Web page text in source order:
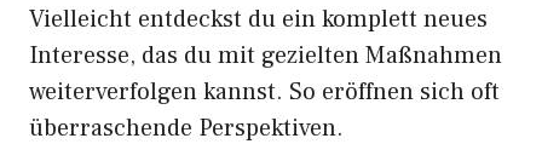
Vielleicht entdeckst du ein komplett neues
Interesse, das du mit gezielten Maßnahmen
weiterverfolgen kannst. So eröffnen sich oft
überraschende Perspektiven.